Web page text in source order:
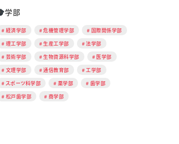
学部
経済学部 危機管理学部
国際関係学部
理工学部
生産工学部
法学部
芸術学部
生物資源科学部
医学部
文理学部
通信教育部
工学部
スポーツ科学部
薬学部
歯学部
松戸歯学部
商学部